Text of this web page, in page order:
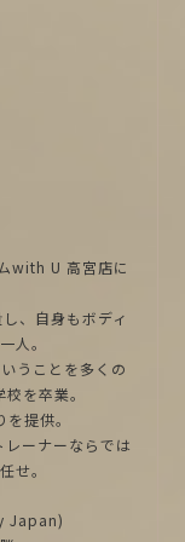
with U 高宮店に
、自身もボディ
人。
うことを多くの
を卒業。
提供。
ーナーならでは
せ。
Japan)